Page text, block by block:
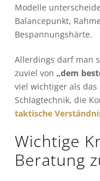
Modelle
Balancepunkt,
Bespannungshärte.
Allerdings darf man
zuviel von „dem
viel wichtiger als
Schlagtechnik, die
taktische
Wichtige
Beratung